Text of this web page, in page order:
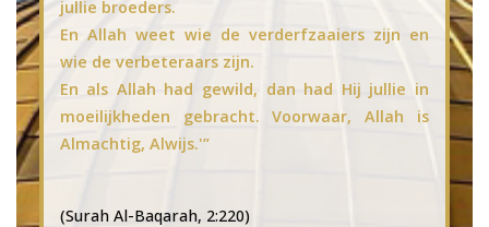
jullie broeders.
En Allah weet wie de verderfzaaiers zijn en
wie de verbeteraars zijn.
En als Allah had gewild, dan had Hij jullie in
moeilijkheden gebracht. Voorwaar, Allah is
Almachtig, Alwijs.'”
(Surah Al-Baqarah, 2:220)